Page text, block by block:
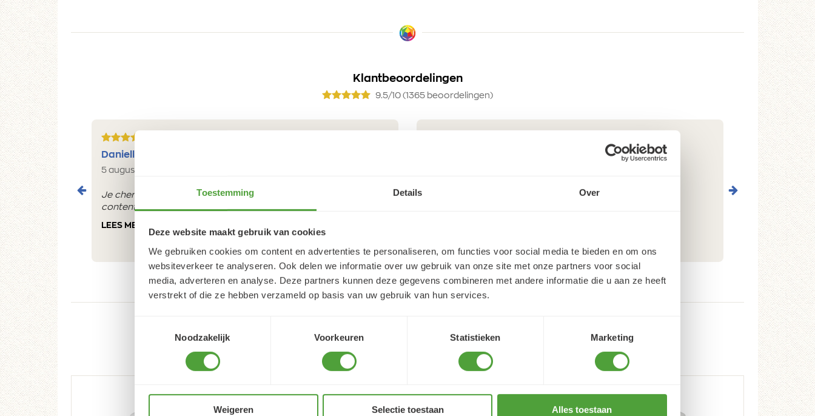
Toestemming Details Over
Deze website maakt gebruik van cookies
We gebruiken cookies om content en advertenties te personaliseren, om functies voor social media te bieden en om ons
websiteverkeer te analyseren. Ook delen we informatie over uw gebruik van onze site met onze partners voor social
media, adverteren en analyse. Deze partners kunnen deze gegevens combineren met andere informatie die u aan ze heeft
verstrekt of die ze hebben verzameld op basis van uw gebruik van hun services.
Noodzakelijk
Voorkeuren Statistieken Marketing
Weigeren Selectie toestaan Alles toestaan
Klantbeoordelingen
9.5/10 (1365 beoordelingen)
Danielle ROCH
5 augustus 2026
Je cherche un magasin pour mes peintureet j'ai trouvé très
contente du résultat
LEES MEER